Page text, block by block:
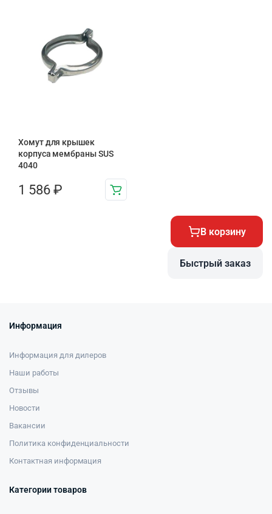
Хомут для крышек
корпуса мембраны SUS
4040
1 586 ₽
В корзину
Быстрый заказ
Информация
Информация для дилеров
Наши работы
Отзывы
Новости
Вакансии
Политика конфиденциальности
Контактная информация
Категории товаров